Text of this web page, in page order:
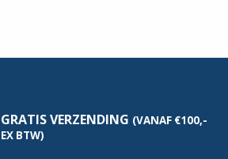
GRATIS VERZENDING (VANAF €100,-
EX BTW)